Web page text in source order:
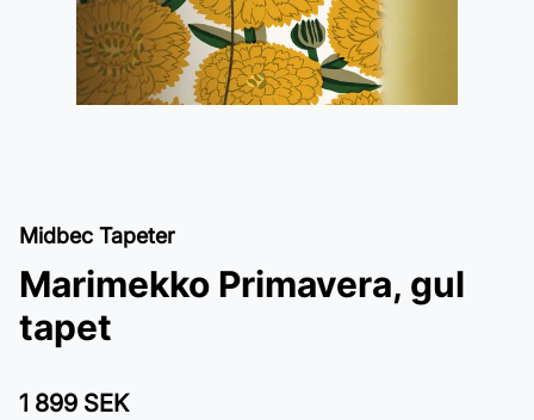
Midbec Tapeter
Marimekko Primavera, gul
tapet
1 899 SEK